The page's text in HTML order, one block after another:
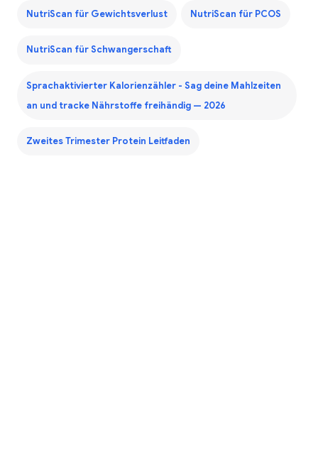
NutriScan für Gewichtsverlust NutriScan für PCOS
NutriScan für Schwangerschaft
Sprachaktivierter Kalorienzähler - Sag deine Mahlzeiten
an und tracke Nährstoffe freihändig — 2026
Zweites Trimester Protein Leitfaden